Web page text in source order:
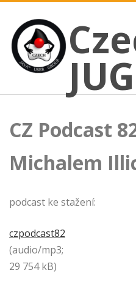
content
Czech
CZECH JAVA USER GROUP
JUG
CZ Podcast
Michalem
podcast ke stažení:
czpodcast82
(audio/mp3;
29 754 kB)